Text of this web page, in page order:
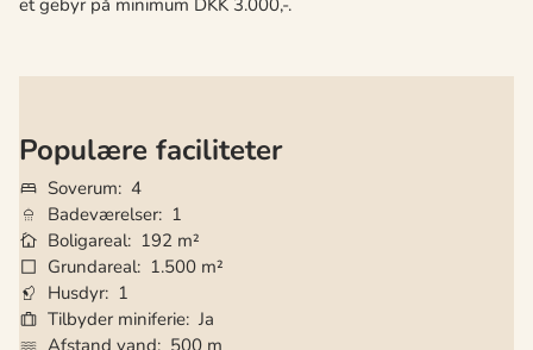
et gebyr på minimum DKK 3.000,-.
Populære faciliteter
Soverum 4
Badeværelser 1
Boligareal 192 m²
Grundareal 1.500 m²
Husdyr 1
Tilbyder miniferie Ja
Afstand vand
500 m